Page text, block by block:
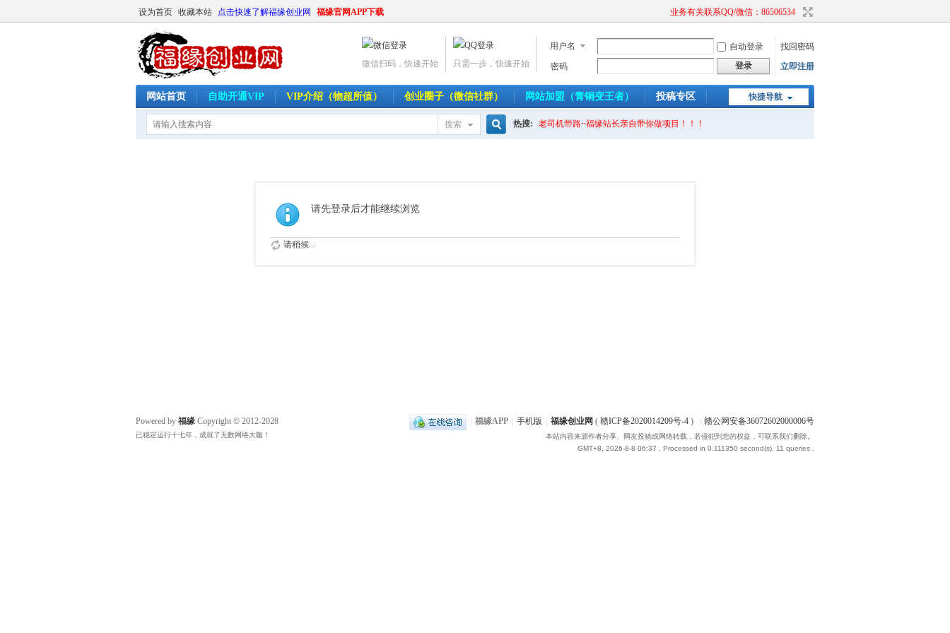
设为首页 收藏本站 点击快速了解福缘创业网 福缘官网APP下载 业务有关联系QQ/微信：86506534
用户名 自动登录
找回密码
密码
登录 立即注册
只需一步，快速开始
微信扫码，快速开始
快捷导航
网站首页 自助开通VIP VIP介绍（物超所值） 创业圈子（微信社群） 网站加盟（青铜变王者） 投稿专区
搜索 热搜: 老司机带路~福缘站长亲自带你做项目！！！
请先登录后才能继续浏览
请稍候...
福缘APP 手机版 福缘创业网 ( 赣ICP备2020014209号-4 ) 赣公网安备36072602000006号
本站内容来源作者分享、网友投稿或网络转载，若侵犯到您的权益，可联系我们删除。
GMT+8, 2026-8-8 06:37 , Processed in 0.111350 second(s), 11 queries .
Powered by 福缘 Copyright © 2012-2028
已稳定运行十七年，成就了无数网络大咖！